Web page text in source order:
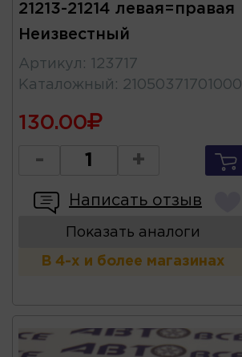
21213-21214 левая=правая
Неизвестный
Артикул :
123717
Каталожный : 21050371701000
130.00
- +
Написать отзыв
Показать аналоги
В 4-х и более магазинах